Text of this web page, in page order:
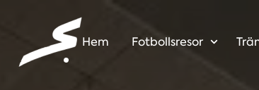
Hem Fotbollsresor